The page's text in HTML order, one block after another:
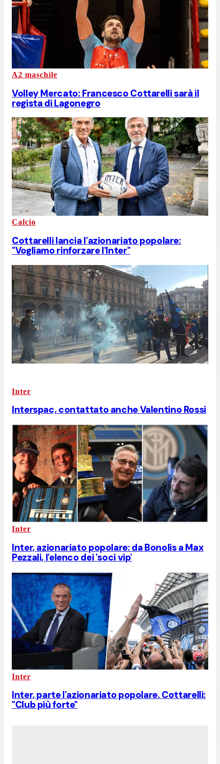
A2 maschile
Volley Mercato: Francesco Cottarelli sarà il
regista di Lagonegro
Calcio
Cottarelli lancia l'azionariato popolare:
"Vogliamo rinforzare l'Inter"
Inter
Interspac, contattato anche Valentino Rossi
Inter
Inter, azionariato popolare: da Bonolis a Max
Pezzali, l'elenco dei 'soci vip'
Inter
Inter, parte l'azionariato popolare. Cottarelli:
"Club più forte"